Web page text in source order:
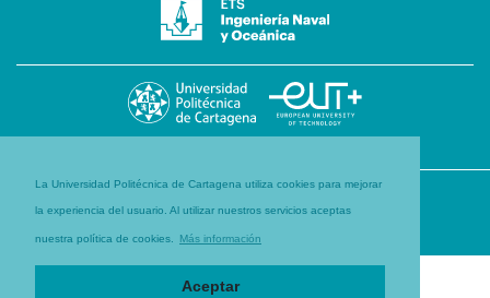
La Universidad Politécnica de Cartagena utiliza cookies para mejorar
la experiencia del usuario. Al utilizar nuestros servicios aceptas
nuestra política de cookies. Más información
Aceptar